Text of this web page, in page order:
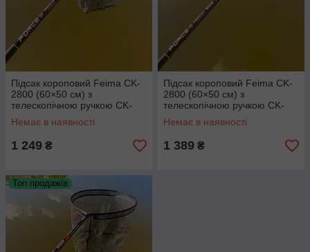
Підсак короповий Feima CK-
2800 (60×50 см) з
телескопічною ручкою CK-
2830 (2 метри)
Немає в наявності
1 249 ₴
Підсак короповий Feima CK-
2800 (60×50 см) з
телескопічною ручкою CK-
2835 (3 метри)
Немає в наявності
1 389 ₴
Топ продажів